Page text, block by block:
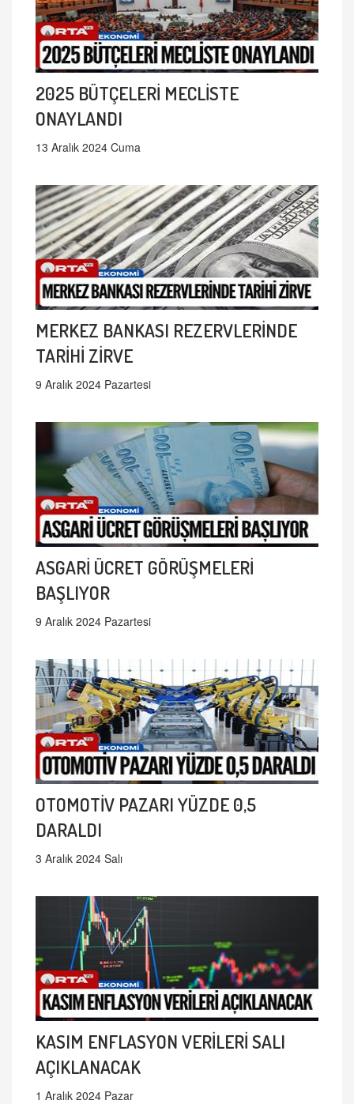
2025 BÜTÇELERİ MECLİSTE
ONAYLANDI
13 Aralık 2024 Cuma
MERKEZ BANKASI REZERVLERİNDE
TARİHİ ZİRVE
9 Aralık 2024 Pazartesi
ASGARİ ÜCRET GÖRÜŞMELERİ
BAŞLIYOR
9 Aralık 2024 Pazartesi
OTOMOTİV PAZARI YÜZDE 0,5
DARALDI
3 Aralık 2024 Salı
KASIM ENFLASYON VERİLERİ SALI
AÇIKLANACAK
1 Aralık 2024 Pazar